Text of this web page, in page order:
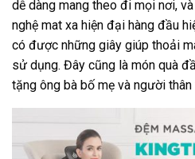
dễ dàng mang theo đi mọi nơi,
nghệ mat xa hiện đại hàng đầu
có được những giây giúp thoải
sử dụng. Đây cũng là món quà
tặng ông bà bố mẹ và người